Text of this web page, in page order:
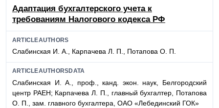
Адаптация бухгалтерского учета к
требованиям Налогового кодекса РФ
ARTICLEAUTHORS
Слабинская И. А., Карпачева Л. П., Потапова О. П.
ARTICLEAUTHORSDATA
Слабинская И. А., проф., канд. экон. наук, Белгородский
центр РАЕН; Карпачева Л. П., главный бухгалтер, Потапова
О. П., зам. главного бухгалтера, ОАО «Лебединский ГОК»